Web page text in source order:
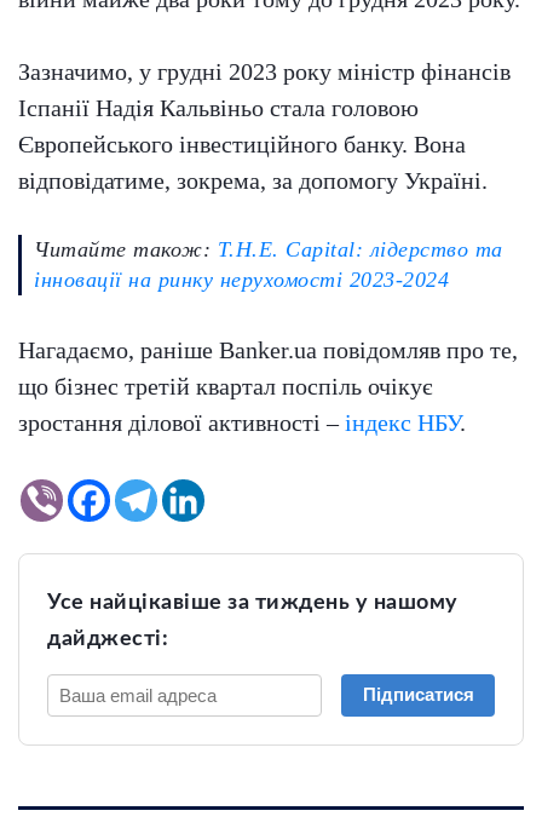
Зазначимо, у грудні 2023 року міністр фінансів
Іспанії Надія Кальвіньо стала головою
Європейського інвестиційного банку. Вона
відповідатиме, зокрема, за допомогу Україні.
Читайте також: Т.H.E. Capital: лідерство та
інновації на ринку нерухомості 2023-2024
Нагадаємо, раніше Banker.ua повідомляв про те,
що бізнес третій квартал поспіль очікує
зростання ділової активності –індекс НБУ.
Усе найцікавіше за тиждень у нашому
дайджесті:
Підписатися